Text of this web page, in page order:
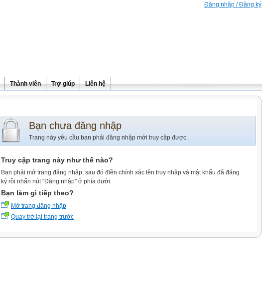
Đăng nhập / Đăng ký
Thành viên Trợ giúp Liên hệ
Bạn chưa đăng nhập
Trang này yêu cầu bạn phải đăng nhập mới truy cập được.
Truy cập trang này như thế nào?
Bạn phải mở trang đăng nhập, sau đó điền chính xác tên truy nhập và mật khẩu đã đăng
ký rồi nhấn nút "Đăng nhập" ở phía dưới.
Bạn làm gì tiếp theo?
Mở trang đăng nhập
Quay trở lại trang trước